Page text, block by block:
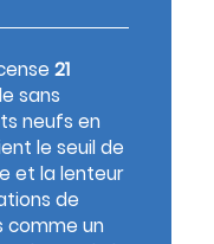
21
sans
neufs en
le seuil de
et la lenteur
de
comme un